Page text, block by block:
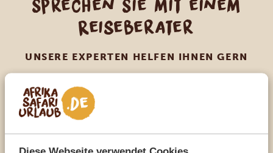
Sprechen Sie mit einem
Reiseberater
UNSERE EXPERTEN HELFEN IHNEN GERN
DE: